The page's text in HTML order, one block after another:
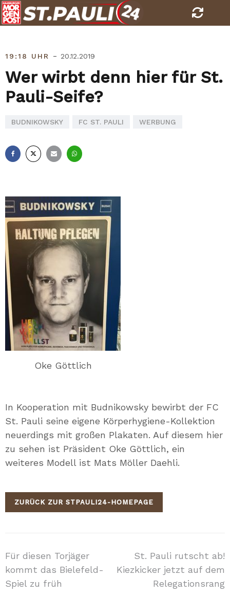
Skip
to
19:18 UHR - 20.12.2019
Wer wirbt denn hier für St.
Pauli-Seife?
BUDNIKOWSKY FC ST. PAULI WERBUNG
Oke Göttlich
In Kooperation mit Budnikowsky bewirbt der FC
St. Pauli seine eigene Körperhygiene-Kollektion
neuerdings mit großen Plakaten. Auf diesem hier
zu sehen ist Präsident Oke Göttlich, ein
weiteres Modell ist Mats Möller Daehli.
ZURÜCK ZUR STPAULI24-HOMEPAGE
Beitragsnavigation
Für diesen Torjäger
kommt das Bielefeld-
Spiel zu früh
St. Pauli rutscht ab!
Kiezkicker jetzt auf dem
Relegationsrang